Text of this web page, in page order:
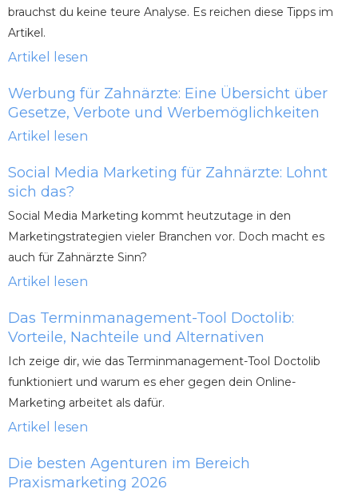
brauchst du keine teure Analyse. Es reichen diese Tipps im
Artikel.
Artikel lesen
Werbung für Zahnärzte: Eine Übersicht über
Gesetze, Verbote und Werbemöglichkeiten
Artikel lesen
Social Media Marketing für Zahnärzte: Lohnt
sich das?
Social Media Marketing kommt heutzutage in den
Marketingstrategien vieler Branchen vor. Doch macht es
auch für Zahnärzte Sinn?
Artikel lesen
Das Terminmanagement-Tool Doctolib:
Vorteile, Nachteile und Alternativen
Ich zeige dir, wie das Terminmanagement-Tool Doctolib
funktioniert und warum es eher gegen dein Online-
Marketing arbeitet als dafür.
Artikel lesen
Die besten Agenturen im Bereich
Praxismarketing 2026